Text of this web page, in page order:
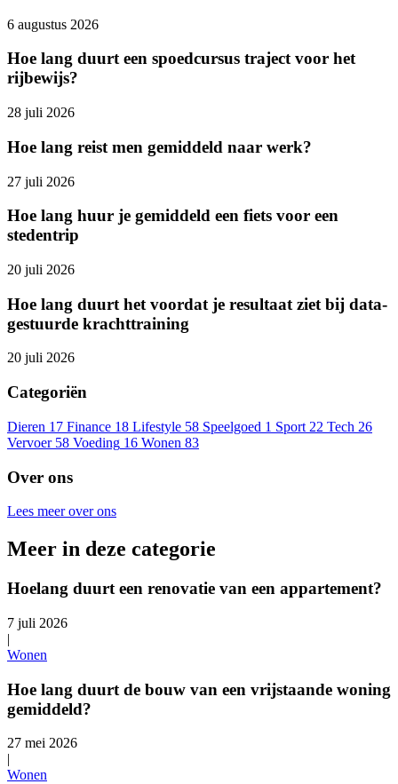
6 augustus 2026
Hoe lang duurt een spoedcursus traject voor het
rijbewijs?
28 juli 2026
Hoe lang reist men gemiddeld naar werk?
27 juli 2026
Hoe lang huur je gemiddeld een fiets voor een
stedentrip
20 juli 2026
Hoe lang duurt het voordat je resultaat ziet bij data-
gestuurde krachttraining
20 juli 2026
Categoriën
Dieren 17 Finance 18 Lifestyle 58 Speelgoed 1 Sport 22 Tech 26
Vervoer 58 Voeding 16 Wonen 83
Over ons
Lees meer over ons
Meer in deze categorie
Hoelang duurt een renovatie van een appartement?
7 juli 2026
|
Wonen
Hoe lang duurt de bouw van een vrijstaande woning
gemiddeld?
27 mei 2026
|
Wonen